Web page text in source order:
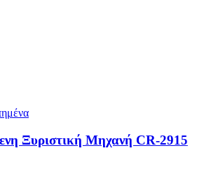
Ξυριστική Μηχανή CR-2915